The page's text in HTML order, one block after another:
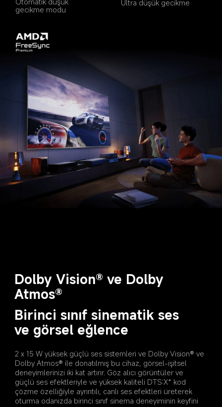
gecikme modu
Ultra düşük gecikme
Dolby Vision® ve Dolby
Atmos®
Birinci sınıf sinematik ses
ve görsel eğlence
2 x 15 W yüksek güçlü ses sistemleri ve Dolby Vision® ve
Dolby Atmos® ile donatılmış bu cihaz, görsel-işitsel
deneyimlerinizi iki kat artırır. Göz alıcı görüntüler ve
güçlü ses efektleriyle ve yüksek kaliteli DTS:X* kod
çözme özelliğiyle ayrıntılı, canlı ses efektleri üreterek
oturma odanızda birinci sınıf sinema deneyiminin keyfini